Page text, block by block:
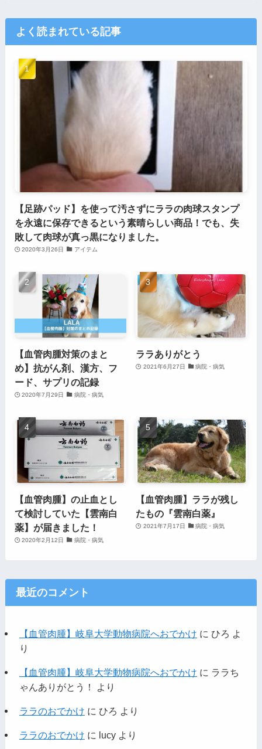
よく読まれている記事
【足跡パッド】を使って汚さずにララの肉球スタンプ
を永遠に保存できるという素晴らしい商品！でも、失
敗して肉球が真っ黒になりました。
2020年3月26日 アイテム
【血管肉腫対策のまと
め】抗がん剤、漢方、フ
ード、サプリの記録
2020年7月29日 病院・病気
ララありがとう
2021年6月27日 病院・病気
【血管肉腫】の止血とし
て検討していた【雲南白
薬】が届きました！
2020年2月12日 病院・病気
【血管肉腫】ララが残し
たもの『雲南白薬』
2021年7月17日 病院・病気
最近のコメント
【血管肉腫】岐阜大学動物病院へおでかけ に ひろ よ
り
【血管肉腫】岐阜大学動物病院へおでかけ に ララち
ゃんありがとう！
より
ララのおでかけ に ひろ より
ララのおでかけ に lucyより